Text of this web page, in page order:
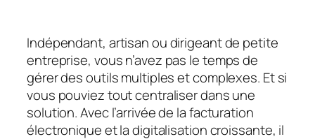
Indépendant, artisan ou dirigeant de petite
entreprise, vous n’avez pas le temps de
gérer des outils multiples et complexes. Et si
vous pouviez tout centraliser dans une
solution. Avec l’arrivée de la facturation
électronique et la digitalisation croissante, il